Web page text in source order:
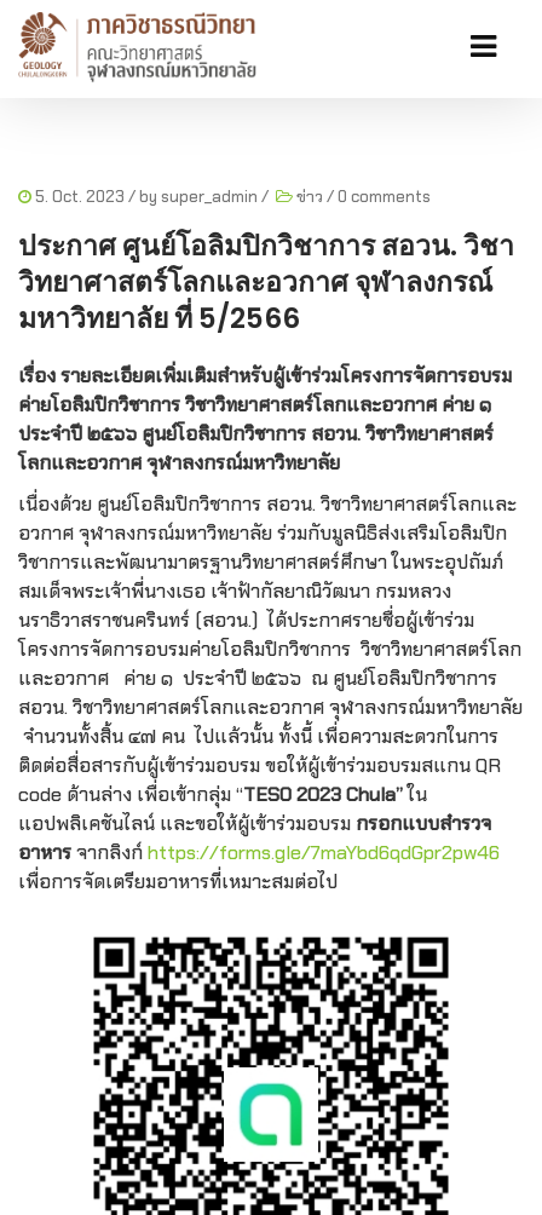
5. Oct. 2023 / by super_admin / ข่าว /0 comments
ประกาศ ศูนย์โอลิมปิกวิชาการ สอวน. วิชา
วิทยาศาสตร์โลกและอวกาศ จุฬาลงกรณ์
มหาวิทยาลัย ที่ 5/2566
เรื่อง รายละเอียดเพิ่มเติมสำหรับผู้เข้าร่วมโครงการจัดการอบรม
ค่ายโอลิมปิกวิชาการ วิชาวิทยาศาสตร์โลกและอวกาศ ค่าย ๑
ประจำปี ๒๕๖๖ ศูนย์โอลิมปิกวิชาการ สอวน. วิชาวิทยาศาสตร์
โลกและอวกาศ จุฬาลงกรณ์มหาวิทยาลัย
เนื่องด้วย ศูนย์โอลิมปิกวิชาการ สอวน. วิชาวิทยาศาสตร์โลกและ
อวกาศ จุฬาลงกรณ์มหาวิทยาลัย ร่วมกับมูลนิธิส่งเสริมโอลิมปิก
วิชาการและพัฒนามาตรฐานวิทยาศาสตร์ศึกษา ในพระอุปถัมภ์
สมเด็จพระเจ้าพี่นางเธอ เจ้าฟ้ากัลยาณิวัฒนา กรมหลวง
นราธิวาสราชนครินทร์ (สอวน.) ได้ประกาศรายชื่อผู้เข้าร่วม
โครงการจัดการอบรมค่ายโอลิมปิกวิชาการ วิชาวิทยาศาสตร์โลก
และอวกาศ ค่าย ๑ ประจำปี ๒๕๖๖ ณ ศูนย์โอลิมปิกวิชาการ
สอวน. วิชาวิทยาศาสตร์โลกและอวกาศ จุฬาลงกรณ์มหาวิทยาลัย
จำนวนทั้งสิ้น ๔๗ คน ไปแล้วนั้น ทั้งนี้ เพื่อความสะดวกในการ
ติดต่อสื่อสารกับผู้เข้าร่วมอบรม ขอให้ผู้เข้าร่วมอบรมสแกน QR
code ด้านล่าง เพื่อเข้ากลุ่ม “TESO 2023 Chula”ใน
แอปพลิเคชันไลน์ และขอให้ผู้เข้าร่วมอบรม กรอกแบบสำรวจ
อาหารจากลิงก์https://forms.gle/7maYbd6qdGpr2pw46
เพื่อการจัดเตรียมอาหารที่เหมาะสมต่อไป